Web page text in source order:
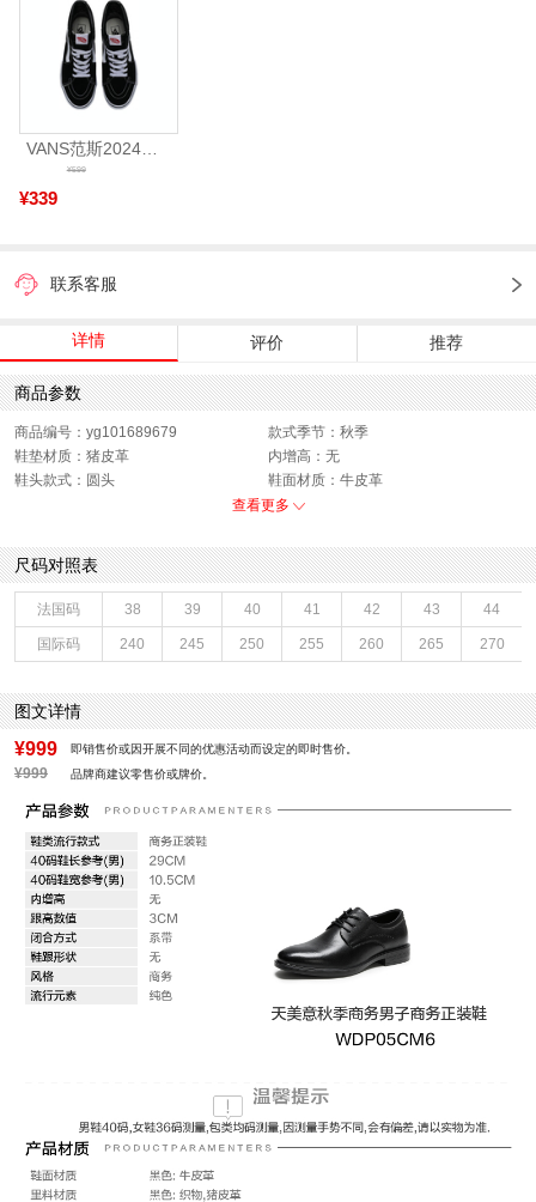
VANS范斯2024中性SK8-HiCL帆布鞋/硫化鞋VN000D5IB8C
¥339
¥599
联系客服
详情 评价 推荐
商品参数
商品编号：yg101689679
款式季节：秋季
鞋垫材质：猪皮革
内增高：无
鞋头款式：圆头
鞋面材质：牛皮革
制鞋工艺：胶贴皮鞋
40码鞋宽参考(男)：10.5CM
性别：男子
皮质特征：头层皮
上市时间：2026年秋季
鞋帮：低帮
鞋底材质：PU
里料材质：织物,猪皮革
40码鞋长参考(男)：29CM
色系：黑色
鞋类流行款式：商务正装鞋
闭合方式：系带
查看更多
尺码对照表
法国码 38 39 40 41 42 43 44
国际码 240 245 250 255 260 265 270
图文详情
¥999 即销售价或因开展不同的优惠活动而设定的即时售价。
¥999 品牌商建议零售价或牌价。